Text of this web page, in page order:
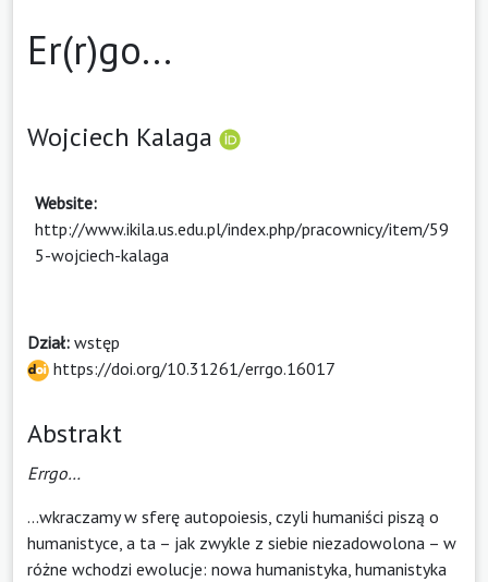
Er(r)go...
Wojciech Kalaga
Website:
http://www.ikila.us.edu.pl/index.php/pracownicy/item/59
5-wojciech-kalaga
Dział: wstęp
https://doi.org/10.31261/errgo.16017
Abstrakt
Errgo…
...wkraczamy w sferę autopoiesis, czyli humaniści piszą o
humanistyce, a ta – jak zwykle z siebie niezadowolona – w
różne wchodzi ewolucje: nowa humanistyka, humanistyka